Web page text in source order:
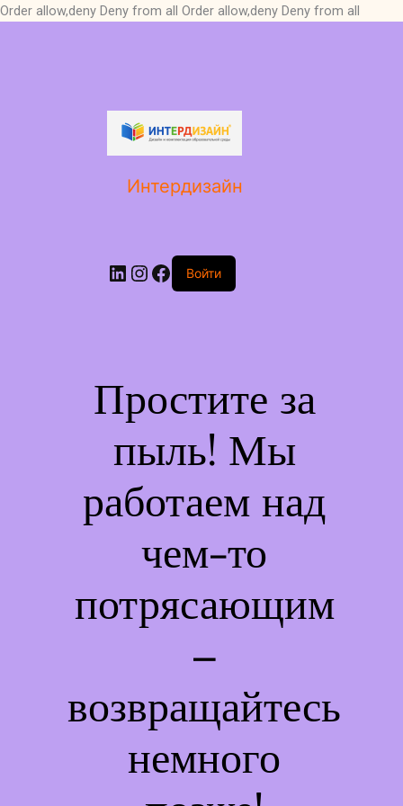
Order allow,deny Deny from all Order allow,deny Deny from all
Интердизайн
LinkedIn
Instagram
Facebook
Войти
Простите за
пыль! Мы
работаем над
чем-то
потрясающим
–
возвращайтесь
немного